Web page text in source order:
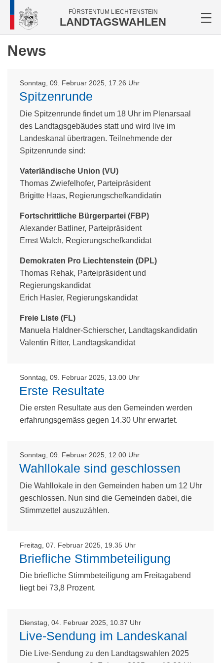
FÜRSTENTUM LIECHTENSTEIN
LANDTAGSWAHLEN
News
Sonntag, 09. Februar 2025, 17.26 Uhr
Spitzenrunde
Die Spitzenrunde findet um 18 Uhr im Plenarsaal
des Landtagsgebäudes statt und wird live im
Landeskanal übertragen. Teilnehmende der
Spitzenrunde sind:
Vaterländische Union (VU)
Thomas Zwiefelhofer, Parteipräsident
Brigitte Haas, Regierungschefkandidatin
Fortschrittliche Bürgerpartei (FBP)
Alexander Batliner, Parteipräsident
Ernst Walch, Regierungschefkandidat
Demokraten Pro Liechtenstein (DPL)
Thomas Rehak, Parteipräsident und
Regierungskandidat
Erich Hasler, Regierungskandidat
Freie Liste (FL)
Manuela Haldner-Schierscher, Landtagskandidatin
Valentin Ritter, Landtagskandidat
Sonntag, 09. Februar 2025, 13.00 Uhr
Erste Resultate
Die ersten Resultate aus den Gemeinden werden
erfahrungsgemäss gegen 14.30 Uhr erwartet.
Sonntag, 09. Februar 2025, 12.00 Uhr
Wahllokale sind geschlossen
Die Wahllokale in den Gemeinden haben um 12 Uhr
geschlossen. Nun sind die Gemeinden dabei, die
Stimmzettel auszuzählen.
Freitag, 07. Februar 2025, 19.35 Uhr
Briefliche Stimmbeteiligung
Die briefliche Stimmbeteiligung am Freitagabend
liegt bei 73,8 Prozent.
Dienstag, 04. Februar 2025, 10.37 Uhr
Live-Sendung im Landeskanal
Die Live-Sendung zu den Landtagswahlen 2025